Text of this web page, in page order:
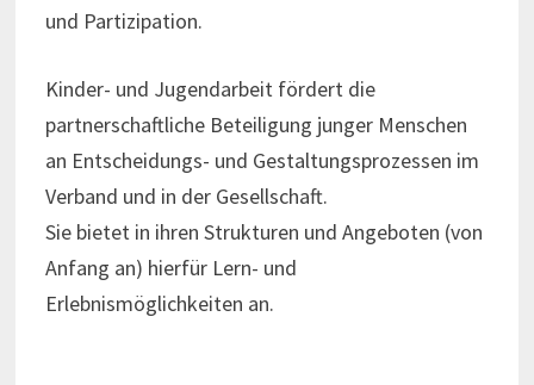
und Partizipation.
Kinder- und Jugendarbeit fördert die
partnerschaftliche Beteiligung junger Menschen
an Entscheidungs- und Gestaltungsprozessen im
Verband und in der Gesellschaft.
Sie bietet in ihren Strukturen und Angeboten (von
Anfang an) hierfür Lern- und
Erlebnismöglichkeiten an.